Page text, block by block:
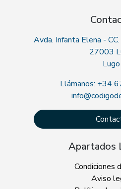
Avda. Infanta Elena -
27003
Lugo
Llámanos: +34
Apartados
Condiciones
Aviso